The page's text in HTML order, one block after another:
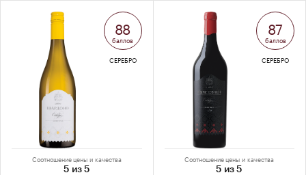
Соотношение цены и качества
5 из 5
88
баллов
СЕРЕБРО
Соотношение цены и качества
5 из 5
87
баллов
СЕРЕБРО